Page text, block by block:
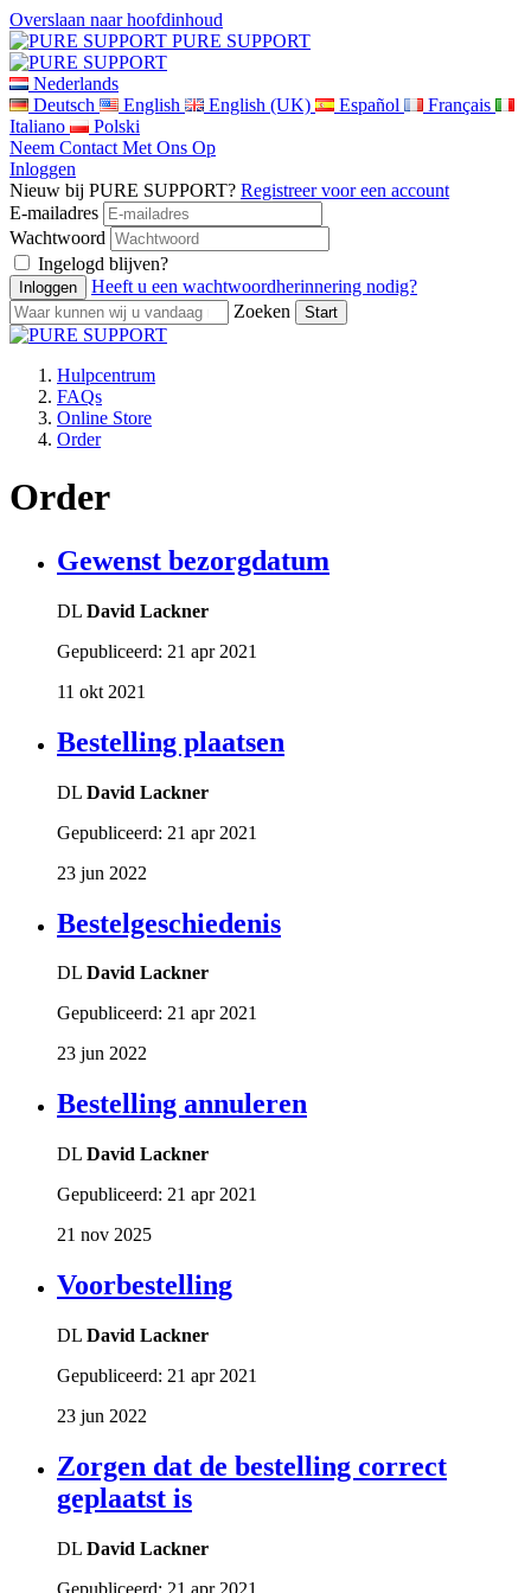
Overslaan naar hoofdinhoud
PURE SUPPORT
Nederlands
Deutsch
English English (UK) Español
Français
Italiano
Polski
Neem Contact Met Ons Op
Inloggen
Nieuw bij PURE SUPPORT? Registreer voor een account
E-mailadres
Wachtwoord
Ingelogd blijven?
Heeft u een wachtwoordherinnering nodig?
Zoeken
Hulpcentrum
FAQs
Online Store
Order
Order
Gewenst bezorgdatum
DL David Lackner
Gepubliceerd: 21 apr 2021
11 okt 2021
Bestelling plaatsen
DL David Lackner
Gepubliceerd: 21 apr 2021
23 jun 2022
Bestelgeschiedenis
DL David Lackner
Gepubliceerd: 21 apr 2021
23 jun 2022
Bestelling annuleren
DL David Lackner
Gepubliceerd: 21 apr 2021
21 nov 2025
Voorbestelling
DL David Lackner
Gepubliceerd: 21 apr 2021
23 jun 2022
Zorgen dat de bestelling correct
geplaatst is
DL David Lackner
Gepubliceerd: 21 apr 2021